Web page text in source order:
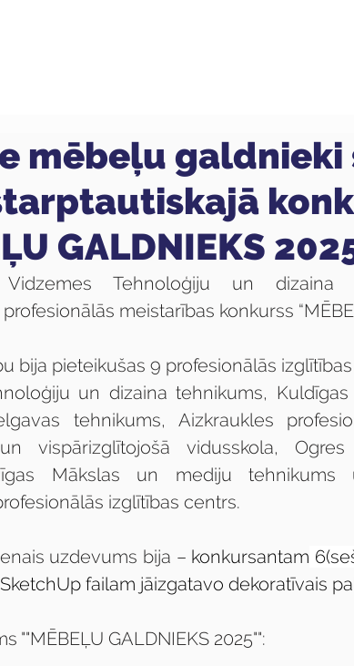
mēbeļu galdnieki
GALDNIEKS
Vidzemes Tehnoloģiju un dizaina
meistarības konkurss
bija pieteikušas 9 profesionālās
un dizaina tehnikums,
tehnikums, Aizkraukles
vispārizglītojošā vidusskola,
Mākslas un mediju tehnikums
izglītības centrs.
uzdevums bija – konkursantam
failam jāizgatavo dekoratīvais
""MĒBEĻU GALDNIEKS 2025"":